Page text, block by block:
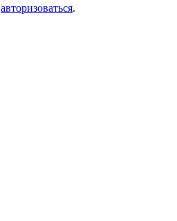
авторизоваться.